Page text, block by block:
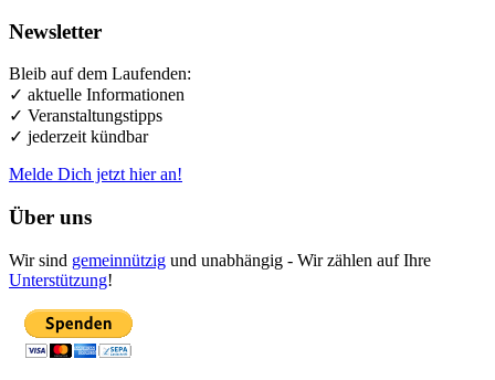
Newsletter
Bleib auf dem Laufenden:
✓ aktuelle Informationen
✓ Veranstaltungstipps
✓ jederzeit kündbar
Melde Dich jetzt hier an!
Über uns
Wir sind gemeinnützig und unabhängig - Wir zählen auf Ihre
Unterstützung!